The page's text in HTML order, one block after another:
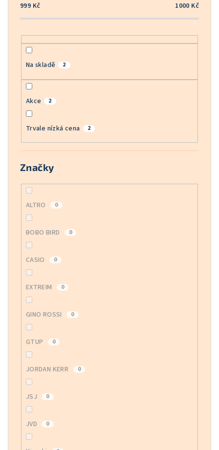
999 Kč 1000 Kč
Na skladě 2
Akce 2
Trvale nízká cena 2
Značky
ALTRO 0
BOBO BIRD 0
CASIO 0
EXTREIM 0
GINO ROSSI 0
GTUP 0
JORDAN KERR 0
JSJ 0
JVD 0